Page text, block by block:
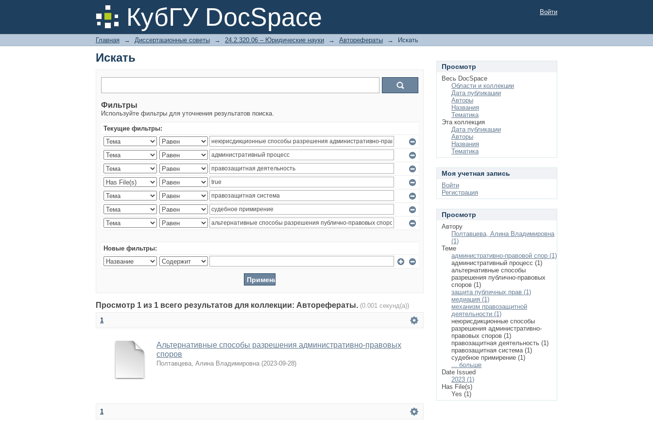
КубГУ DocSpace
Искать Войти
Главная → Диссертационные советы → 24.2.320.06 – Юридические науки → Авторефераты → Искать
Искать
Фильтры
Используйте фильтры для уточнения результатов поиска.
Текущие фильтры:
Новые фильтры:
Просмотр 1 из 1 всего результатов для коллекции: Авторефераты. (0.001 секунд(а))
1
Альтернативные способы разрешения административно-правовых
споров
Полтавцева, Алина Владимировна (2023-09-28)
1
Просмотр
Весь DocSpace
Области и коллекции
Дата публикации
Авторы
Названия
Тематика
Эта коллекция
Дата публикации
Авторы
Названия
Тематика
Моя учетная запись
Войти
Регистрация
Просмотр
Автору
Полтавцева, Алина Владимировна
(1)
Теме
административно-правовой спор (1)
административный процесс (1)
альтернативные способы
разрешения публично-правовых
споров (1)
защита публичных прав (1)
медиация (1)
механизм правозащитной
деятельности (1)
неюрисдикционные способы
разрешения административно-
правовых споров (1)
правозащитная деятельность (1)
правозащитная система (1)
судебное примирение (1)
... больше
Date Issued
2023 (1)
Has File(s)
Yes (1)